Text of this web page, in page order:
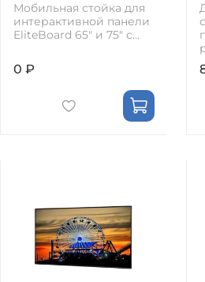
Мобильная стойка для
интерактивной панели
EliteBoard 65" и 75" с...
0 ₽